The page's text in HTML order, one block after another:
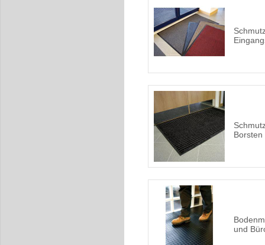
Borsten
und